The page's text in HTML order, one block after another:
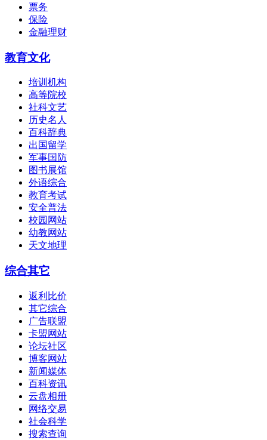
票务
保险
金融理财
教育文化
培训机构
高等院校
社科文艺
历史名人
百科辞典
出国留学
军事国防
图书展馆
外语综合
教育考试
安全普法
校园网站
幼教网站
天文地理
综合其它
返利比价
其它综合
广告联盟
卡盟网站
论坛社区
博客网站
新闻媒体
百科资讯
云盘相册
网络交易
社会科学
搜索查询